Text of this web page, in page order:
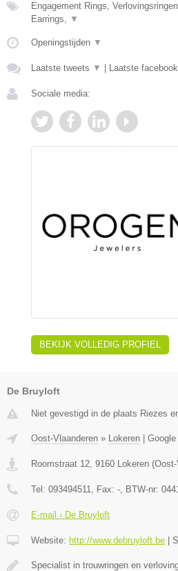
Engagement Rings,
Earrings, ▼
Openingstijden ▼
Laatste tweets ▼ Laatste
Sociale media:
BEKIJK VOLLEDIG PROFIEL
De Bruyloft
Niet gevestigd in de plaats Riezes
Oost-Vlaanderen » Lokeren
Roomstraat 12, 9160 Lokeren (
Tel: 093494511, Fax: -, BTW-nr:
E-mail › De Bruyloft
Website: http://www.debruyloft.be
Specialist in trouwringen en